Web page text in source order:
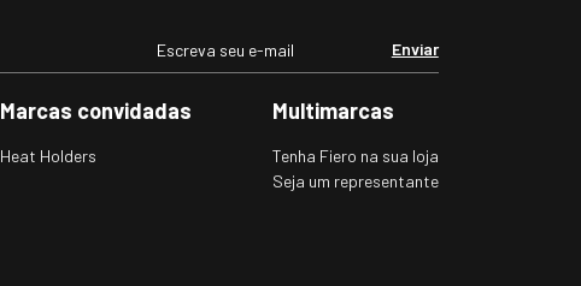
Enviar
Marcas convidadas
Heat Holders
Multimarcas
Tenha Fiero na sua loja
Seja um representante